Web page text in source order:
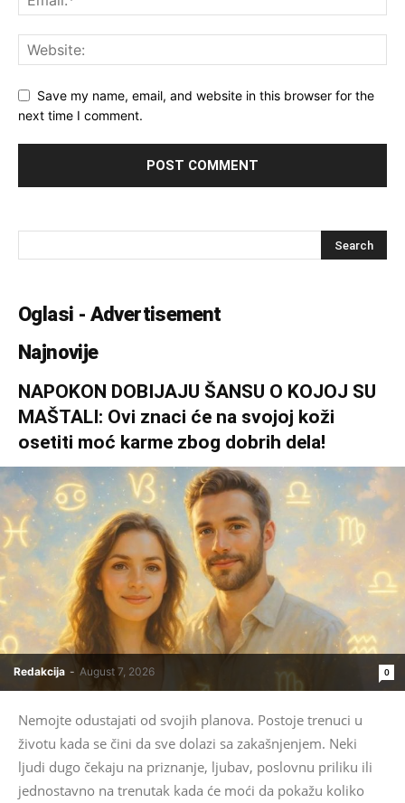
Save my name, email, and website in this browser for the
next time I comment.
Oglasi - Advertisement
Najnovije
NAPOKON DOBIJAJU ŠANSU O KOJOJ SU
MAŠTALI: Ovi znaci će na svojoj koži
osetiti moć karme zbog dobrih dela!
Redakcija - August 7, 2026 0
Nemojte odustajati od svojih planova. Postoje trenuci u
životu kada se čini da sve dolazi sa zakašnjenjem. Neki
ljudi dugo čekaju na priznanje, ljubav, poslovnu priliku ili
jednostavno na trenutak kada će moći da pokažu koliko